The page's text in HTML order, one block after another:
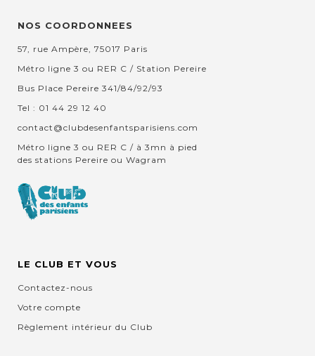
NOS COORDONNEES
57, rue Ampère, 75017 Paris
Métro ligne 3 ou RER C / Station Pereire
Bus Place Pereire 341/84/92/93
Tel : 01 44 29 12 40
contact@clubdesenfantsparisiens.com
Métro ligne 3 ou RER C / à 3mn à pied
des stations Pereire ou Wagram
LE CLUB ET VOUS
Contactez-nous
Votre compte
Règlement intérieur du Club